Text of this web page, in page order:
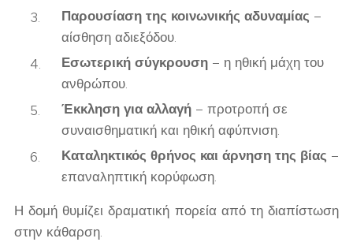
Παρουσίαση της κοινωνικής αδυναμίας –
αίσθηση αδιεξόδου.
Εσωτερική σύγκρουση – η ηθική μάχη του
ανθρώπου.
Έκκληση για αλλαγή – προτροπή σε
συναισθηματική και ηθική αφύπνιση.
Καταληκτικός θρήνος και άρνηση της βίας –
επαναληπτική κορύφωση.
Η δομή θυμίζει δραματική πορεία από τη διαπίστωση
στην κάθαρση.